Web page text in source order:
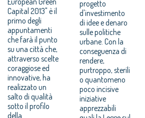
Capital 2013" è il
primo degli
appuntamenti
che farà il punto
su una città che,
attraverso scelte
coraggiose ed
innovative, ha
realizzato un
salto di qualità
sotto il profilo
della
progetto
d'investimento
di idee e denaro
sulle politiche
urbane. Con la
conseguenza di
rendere,
purtroppo, sterili
o quantomeno
poco incisive
iniziative
apprezzabili